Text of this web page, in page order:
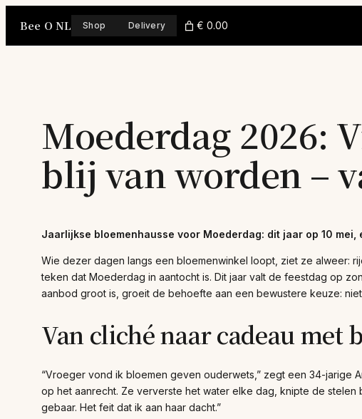
Bee O NL Shop Delivery € 0.00
Moederdag 2026:
blij van worden –
Jaarlijkse bloemenhausse voor Moederdag: dit jaar op 10
Wie dezer dagen langs een bloemenwinkel loopt, ziet ze alweer:
teken dat Moederdag in aantocht is. Dit jaar valt de feestdag op
aanbod groot is, groeit de behoefte aan een bewustere keuze:
Van cliché naar cadeau met
“Vroeger vond ik bloemen geven ouderwets,” zegt een 34-jarige
op het aanrecht. Ze ververste het water elke dag, knipte de
gebaar. Het feit dat ik aan haar dacht.”